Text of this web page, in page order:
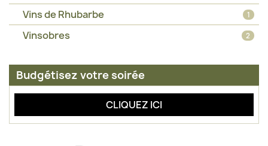
Vins de Rhubarbe 1
Vinsobres 2
Budgétisez votre soirée
CLIQUEZ ICI